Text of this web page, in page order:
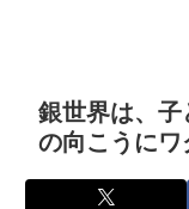
銀世界は、子
の向こうに